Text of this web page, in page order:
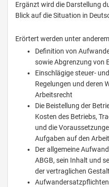
Ergänzt wird die Darstellung
Blick auf die Situation in
Erörtert werden unter
Definition von
sowie Abgrenzung von
Einschlägige steuer-
Regelungen und deren
Arbeitsrecht
Die Beistellung der
Kosten des Betriebs,
und die
Aufgaben auf den
Der allgemeine
ABGB, sein Inhalt und
der vertraglichen